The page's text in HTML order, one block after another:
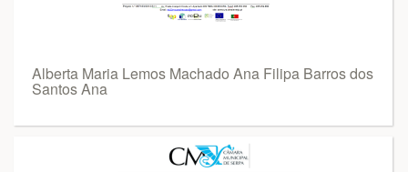
Alberta Maria Lemos Machado Ana Filipa Barros dos
Santos Ana